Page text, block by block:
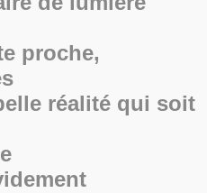
proche,
réalité qui soit